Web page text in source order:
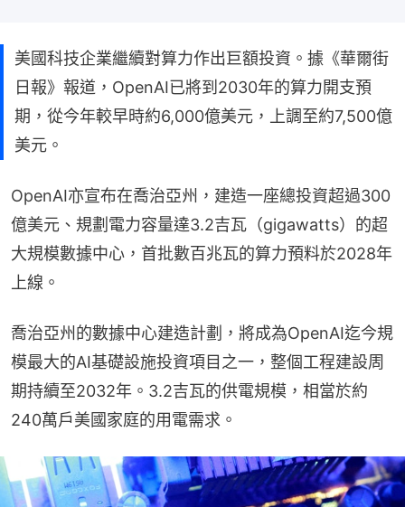
美國科技企業繼續對算力作出巨額投資。據《華爾街
日報》報道，OpenAI已將到2030年的算力開支預
期，從今年較早時約6,000億美元，上調至約7,500億
美元。
OpenAI亦宣布在喬治亞州，建造一座總投資超過300
億美元、規劃電力容量達3.2吉瓦（gigawatts）的超
大規模數據中心，首批數百兆瓦的算力預料於2028年
上線。
喬治亞州的數據中心建造計劃，將成為OpenAI迄今規
模最大的AI基礎設施投資項目之一，整個工程建設周
期持續至2032年。3.2吉瓦的供電規模，相當於約
240萬戶美國家庭的用電需求。